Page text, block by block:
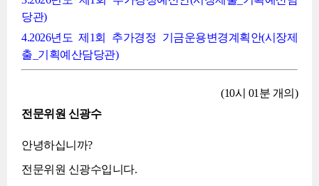
당관)
4.2026년도 제1회 추가경정 기금운용변경계획안(시장제
출_기획예산담당관)
(10시 01분 개의)
전문위원 신광수
안녕하십니까?
전문위원 신광수입니다.